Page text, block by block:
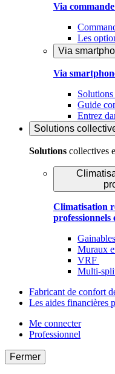
Via
Les
Via
Via
Solutions
Guide
Entrez
Solutions
Solutions collectives
Climatisation
professionnels
Muraux
VRF
Multi-
Fabricant de confort
Les aides financières
Me connecter
Professionnel
Fermer